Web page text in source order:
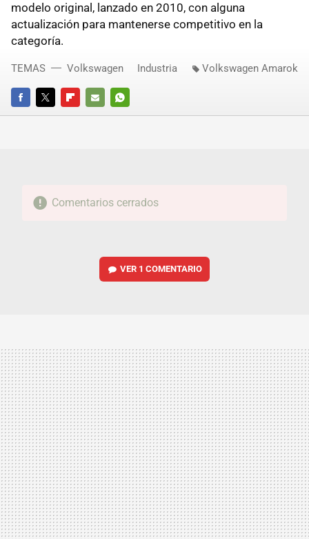
modelo original, lanzado en 2010, con alguna
actualización para mantenerse competitivo en la
categoría.
FACEBOOKTWITTERFLIPBOARD
E-
WHATSAPP
TEMAS Volkswagen Industria Volkswagen Amarok
Comentarios cerrados
VER 1 COMENTARIO